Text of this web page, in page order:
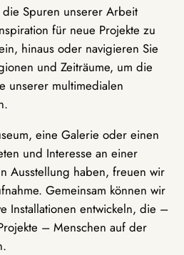
Spuren unserer Arbeit
für neue Projekte zu
hinaus oder navigieren Sie
und Zeiträume, um die
unserer multimedialen
eine Galerie oder einen
und Interesse an einer
Ausstellung haben, freuen wir
Gemeinsam können wir
Installationen entwickeln, die –
– Menschen auf der